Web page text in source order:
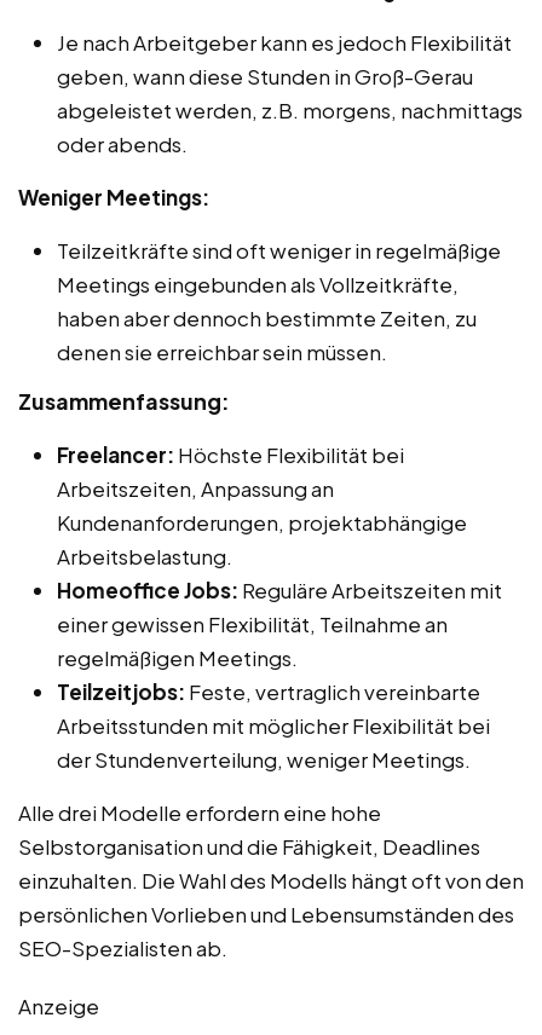
Je nach Arbeitgeber kann es jedoch Flexibilität
geben, wann diese Stunden in Groß-Gerau
abgeleistet werden, z.B. morgens, nachmittags
oder abends.
Weniger Meetings:
Teilzeitkräfte sind oft weniger in regelmäßige
Meetings eingebunden als Vollzeitkräfte,
haben aber dennoch bestimmte Zeiten, zu
denen sie erreichbar sein müssen.
Zusammenfassung:
Freelancer: Höchste Flexibilität bei
Arbeitszeiten, Anpassung an
Kundenanforderungen, projektabhängige
Arbeitsbelastung.
Homeoffice Jobs: Reguläre Arbeitszeiten mit
einer gewissen Flexibilität, Teilnahme an
regelmäßigen Meetings.
Teilzeitjobs: Feste, vertraglich vereinbarte
Arbeitsstunden mit möglicher Flexibilität bei
der Stundenverteilung, weniger Meetings.
Alle drei Modelle erfordern eine hohe
Selbstorganisation und die Fähigkeit, Deadlines
einzuhalten. Die Wahl des Modells hängt oft von den
persönlichen Vorlieben und Lebensumständen des
SEO-Spezialisten ab.
Anzeige